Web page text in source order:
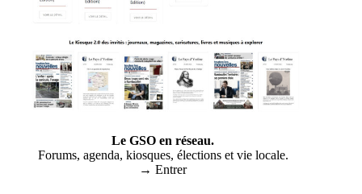
Le GSO en réseau.
Forums, agenda, kiosques, élections et vie locale.
→ Entrer